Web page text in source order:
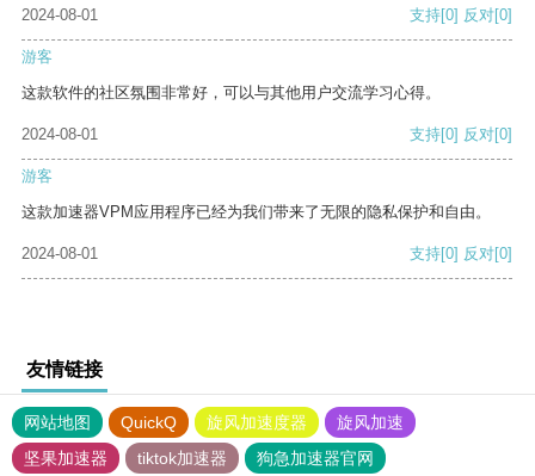
2024-08-01 支持[0] 反对[0]
游客
这款软件的社区氛围非常好，可以与其他用户交流学习心得。
2024-08-01 支持[0] 反对[0]
游客
这款加速器VPM应用程序已经为我们带来了无限的隐私保护和自由。
2024-08-01 支持[0] 反对[0]
友情链接
网站地图 QuickQ 旋风加速度器
旋风加速
坚果加速器
tiktok加速器
狗急加速器官网